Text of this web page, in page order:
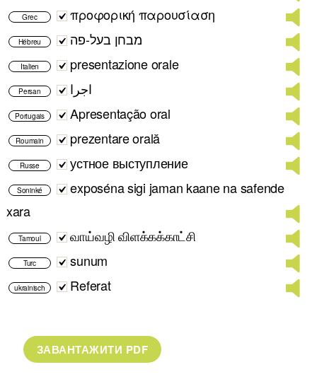
Grec προφορική παρουσίαση
Hébreu מבחן בעל-פה
Italien presentazione orale
Persan اجرا
Portugais Apresentação oral
Roumain prezentare orală
Russe устное выступление
Soninké
exposéna sigi jaman kaane na safende
xara
Tamoul வாய்வழி விளக்கக்காட்சி
Turc sunum
ukrainisch Referat